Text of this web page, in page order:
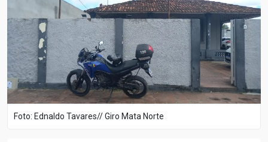
Foto: Ednaldo Tavares// Giro Mata Norte